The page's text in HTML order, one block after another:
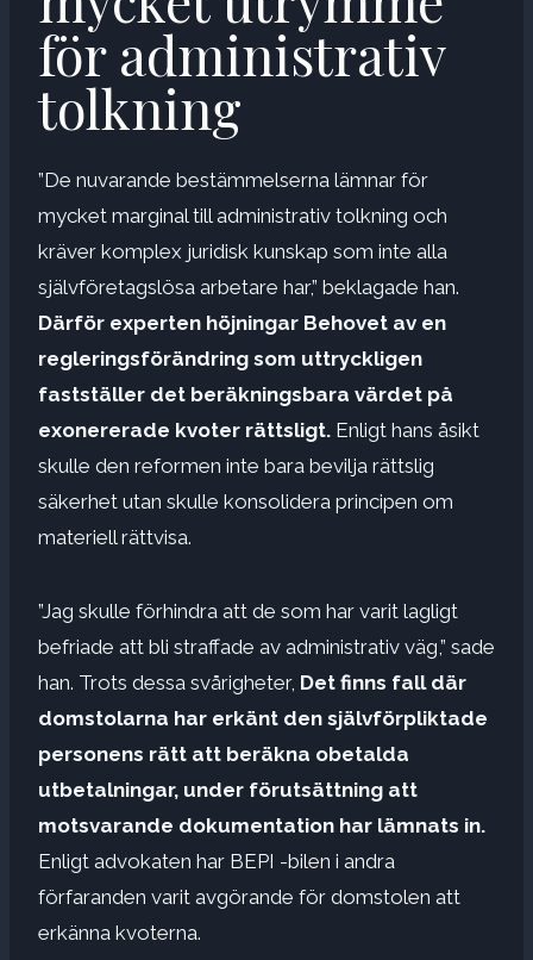
för administrativ
tolkning
”De nuvarande bestämmelserna lämnar för
mycket marginal till administrativ tolkning och
kräver komplex juridisk kunskap som inte alla
självföretagslösa arbetare har,” beklagade han.
Därför experten höjningar Behovet av en
regleringsförändring som uttryckligen
fastställer det beräkningsbara värdet på
exonererade kvoter rättsligt. Enligt hans åsikt
skulle den reformen inte bara bevilja rättslig
säkerhet utan skulle konsolidera principen om
materiell rättvisa.
”Jag skulle förhindra att de som har varit lagligt
befriade att bli straffade av administrativ väg,” sade
han. Trots dessa svårigheter, Det finns fall där
domstolarna har erkänt den självförpliktade
personens rätt att beräkna obetalda
utbetalningar, under förutsättning att
motsvarande dokumentation har lämnats in.
Enligt advokaten har BEPI -bilen i andra
förfaranden varit avgörande för domstolen att
erkänna kvoterna.